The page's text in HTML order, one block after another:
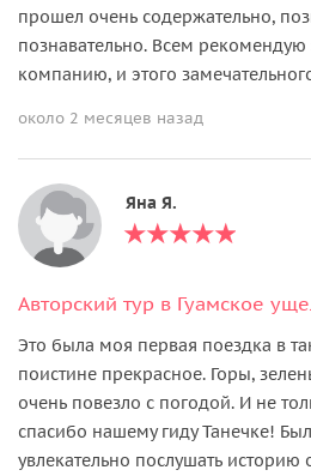
прошел очень содержательно,
познавательно. Всем рекомендую
компанию, и этого
около 2 месяцев назад
Яна Я.
Это была моя первая поездка в
поистине прекрасное. Горы,
очень повезло с погодой. И не
спасибо нашему гиду Танечке!
увлекательно послушать